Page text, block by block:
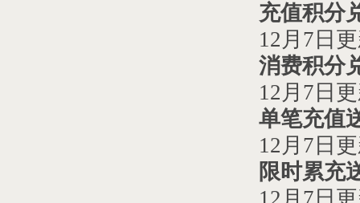
充值积分
12 月 7 日
消费积分
12 月 7 日
单笔充值
12 月 7 日
限时累充
12 月 7 日